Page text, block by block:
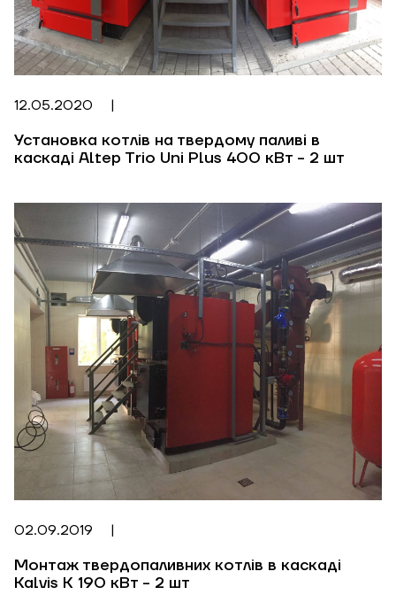
12.05.2020 |
Установка котлів на твердому паливі в
каскаді Altep Trio Uni Plus 400 кВт - 2 шт
02.09.2019 |
Монтаж твердопаливних котлів в каскаді
Kalvis K 190 кВт - 2 шт